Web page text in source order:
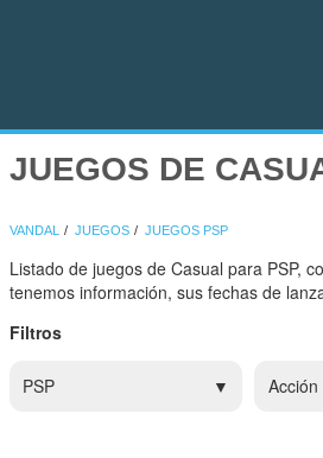
JUEGOS DE
VANDAL JUEGOS JUEGOS PSP
Listado de juegos de Casual para PSP,
tenemos información, sus fechas de
Filtros
PSP Acción